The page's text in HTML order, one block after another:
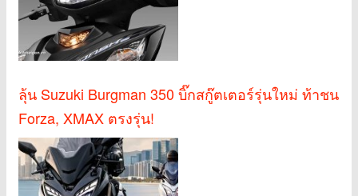
ลุ้น Suzuki Burgman 350 บิ๊กสกู๊ตเตอร์รุ่นใหม่ ท้าชน
Forza, XMAX ตรงรุ่น!